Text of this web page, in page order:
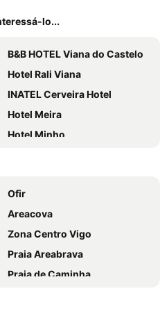
lo...
B&B HOTEL Viana do Castelo
Hotel Rali Viana
INATEL Cerveira Hotel
Hotel Meira
Hotel Minho
Hotel FeelViana
Hotel Minho Belo
Aldeamento Turístico Do Camarido
Hotel Vila da Guarda
Boega Hotel
Ofir
Areacova
Zona Centro Vigo
Praia Areabrava
Praia de Caminha